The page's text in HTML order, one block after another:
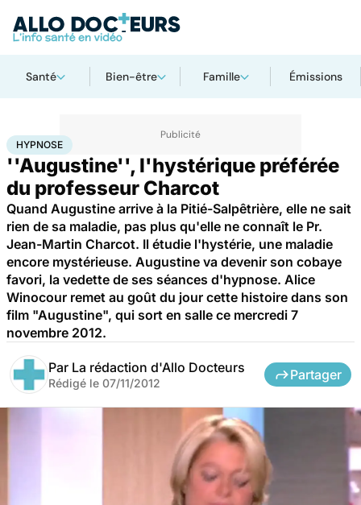
Santé Bien-être Famille Émissions
AccueilSanté Hypnose
HYPNOSE
''Augustine'', l'hystérique préférée
du professeur Charcot
Quand Augustine arrive à la Pitié-Salpêtrière, elle ne sait
rien de sa maladie, pas plus qu'elle ne connaît le Pr.
Jean-Martin Charcot. Il étudie l'hystérie, une maladie
encore mystérieuse. Augustine va devenir son cobaye
favori, la vedette de ses séances d'hypnose. Alice
Winocour remet au goût du jour cette histoire dans son
film "Augustine", qui sort en salle ce mercredi 7
novembre 2012.
Par La rédaction d'Allo Docteurs
Rédigé le 07/11/2012
Partager